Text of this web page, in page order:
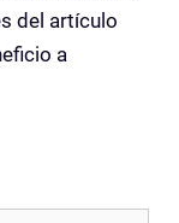
del artículo
a